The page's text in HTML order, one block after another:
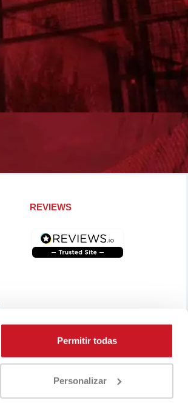
Permitir todas
Personalizar
REVIEWS